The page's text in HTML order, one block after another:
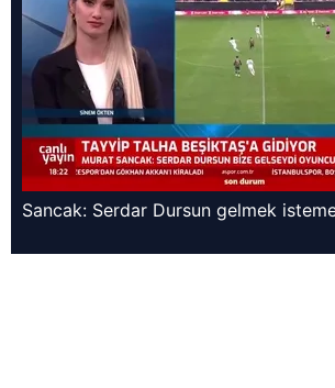
Sancak: Serdar Dursun gelmek